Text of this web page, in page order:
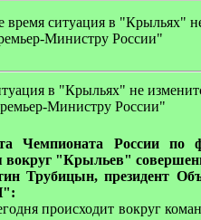
ситуация в "Крыльях"
Министру России"
в "Крыльях" не
Министру России"
Чемпионата России по
вокруг "Крыльев"
Трубицын, президент
происходит вокруг